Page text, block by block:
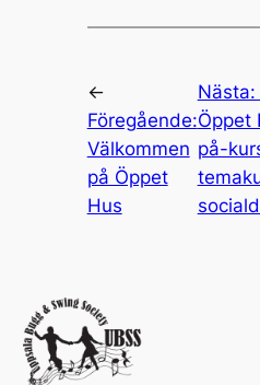
←
Föregående:
Välkommen
på Öppet
Hus
Nästa:
Öppet
på-